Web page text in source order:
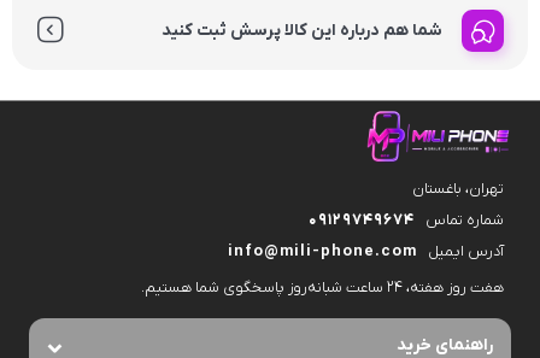
شما هم درباره این کالا پرسش ثبت کنید
تهران، باغستان
شماره تماس
09129749674
آدرس ایمیل
info@mili-phone.com
هفت روز هفته، ۲۴ ساعت شبانه‌روز پاسخگوی شما هستیم.
راهنمای خرید